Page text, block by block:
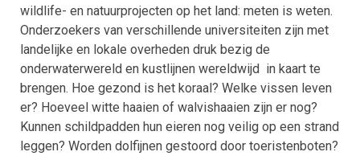
wildlife- en natuurprojecten op het land: meten is weten.
Onderzoekers van verschillende universiteiten zijn met
landelijke en lokale overheden druk bezig de
onderwaterwereld en kustlijnen wereldwijd in kaart te
brengen. Hoe gezond is het koraal? Welke vissen leven
er? Hoeveel witte haaien of walvishaaien zijn er nog?
Kunnen schildpadden hun eieren nog veilig op een strand
leggen? Worden dolfijnen gestoord door toeristenboten?